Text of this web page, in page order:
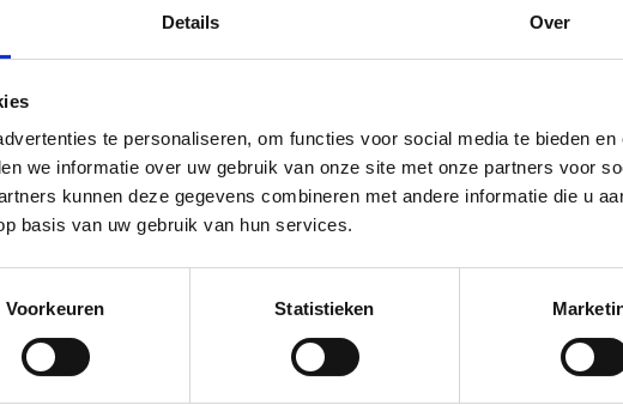
Details Over
te personaliseren, om functies voor social media te bieden en
we informatie over uw gebruik van onze site met onze partners voor
kunnen deze gegevens combineren met andere informatie die u
basis van uw gebruik van hun services.
Voorkeuren Statistieken
Actie!
Actie!